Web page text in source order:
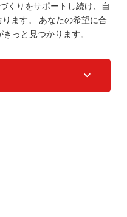
くりをサポートし続け、自
ます。
あなたの希望に合
っと見つかります。